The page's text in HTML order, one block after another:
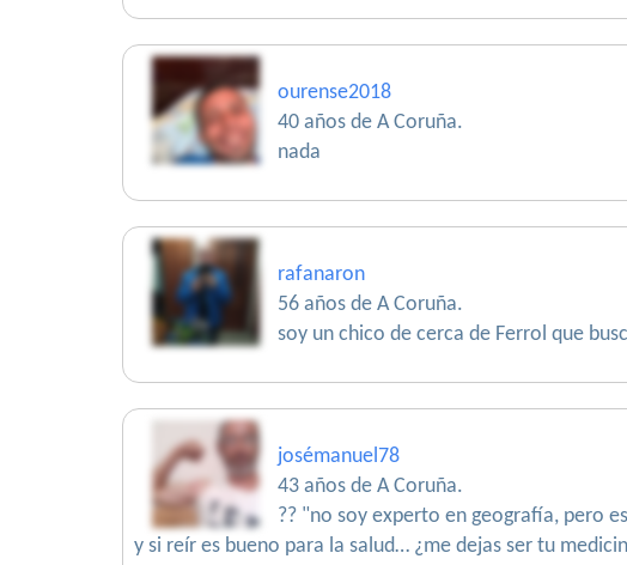
ourense2018
40 años de A Coruña.
nada
rafanaron
56 años de A Coruña.
soy un chico de cerca de Ferrol que
josémanuel78
43 años de A Coruña.
?? "no soy experto en geografía, pero
y si reír es bueno para la salud… ¿me dejas ser tu